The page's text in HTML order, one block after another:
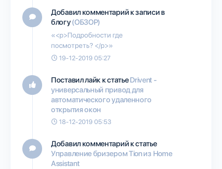
Добавил комментарий к записи в
блогу(ОБЗОР)
«<p>Подробности где
посмотреть? </p>»
19-12-2019 05:27
Поставил лайк к статьеDrivent -
универсальный привод для
автоматического удаленного
открытия окон
18-12-2019 05:53
Добавил комментарий к статье
Управление бризером Tion из Home
Assistant